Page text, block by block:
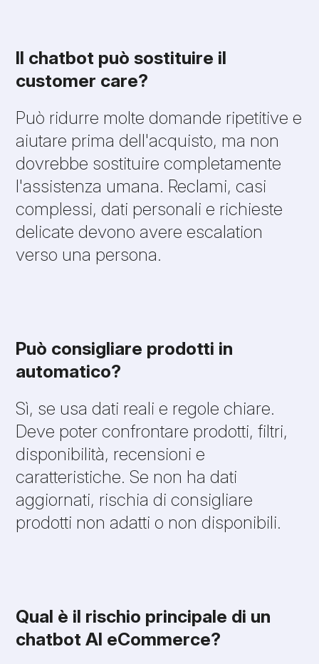
Il chatbot può sostituire il
customer care?
Può ridurre molte domande ripetitive e
aiutare prima dell'acquisto, ma non
dovrebbe sostituire completamente
l'assistenza umana. Reclami, casi
complessi, dati personali e richieste
delicate devono avere escalation
verso una persona.
Può consigliare prodotti in
automatico?
Sì, se usa dati reali e regole chiare.
Deve poter confrontare prodotti, filtri,
disponibilità, recensioni e
caratteristiche. Se non ha dati
aggiornati, rischia di consigliare
prodotti non adatti o non disponibili.
Qual è il rischio principale di un
chatbot AI eCommerce?